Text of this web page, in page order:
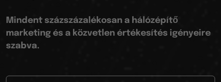
Mindent százszázalékosan a hálózépítő
marketing és a közvetlen értékesítés igényeire
szabva.